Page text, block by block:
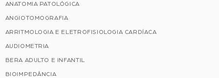
ANATOMIA PATOLÓGICA
ANGIOTOMOGRAFIA
ARRITMOLOGIA E ELETROFISIOLOGIA CARDÍACA
AUDIOMETRIA
BERA ADULTO E INFANTIL
BIOIMPEDÂNCIA